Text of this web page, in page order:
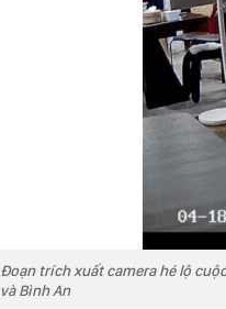
Đoạn trích xuất camera hé lộ
và Bình An